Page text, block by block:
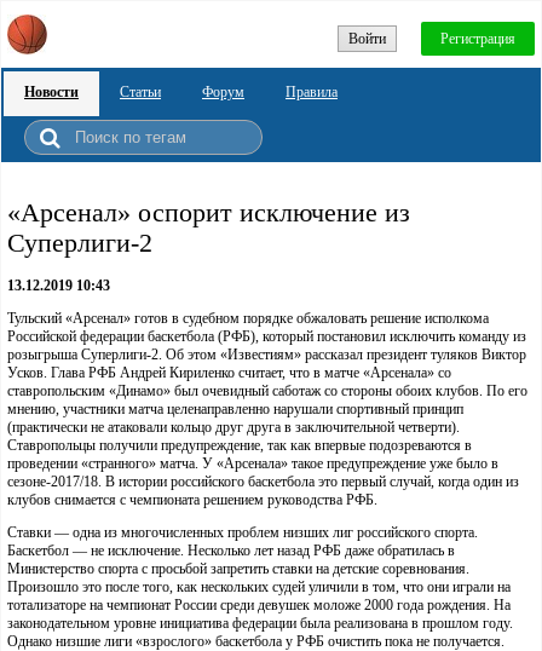
Войти Регистрация
Новости Статьи Форум Правила
«Арсенал» оспорит исключение из
Суперлиги-2
13.12.2019 10:43
Тульский «Арсенал» готов в судебном порядке обжаловать решение исполкома
Российской федерации баскетбола (РФБ), который постановил исключить команду из
розыгрыша Суперлиги-2. Об этом «Известиям» рассказал президент туляков Виктор
Усков. Глава РФБ Андрей Кириленко считает, что в матче «Арсенала» со
ставропольским «Динамо» был очевидный саботаж со стороны обоих клубов. По его
мнению, участники матча целенаправленно нарушали спортивный принцип
(практически не атаковали кольцо друг друга в заключительной четверти).
Ставропольцы получили предупреждение, так как впервые подозреваются в
проведении «странного» матча. У «Арсенала» такое предупреждение уже было в
сезоне-2017/18. В истории российского баскетбола это первый случай, когда один из
клубов снимается с чемпионата решением руководства РФБ.
Ставки — одна из многочисленных проблем низших лиг российского спорта.
Баскетбол — не исключение. Несколько лет назад РФБ даже обратилась в
Министерство спорта с просьбой запретить ставки на детские соревнования.
Произошло это после того, как нескольких судей уличили в том, что они играли на
тотализаторе на чемпионат России среди девушек моложе 2000 года рождения. На
законодательном уровне инициатива федерации была реализована в прошлом году.
Однако низшие лиги «взрослого» баскетбола у РФБ очистить пока не получается.